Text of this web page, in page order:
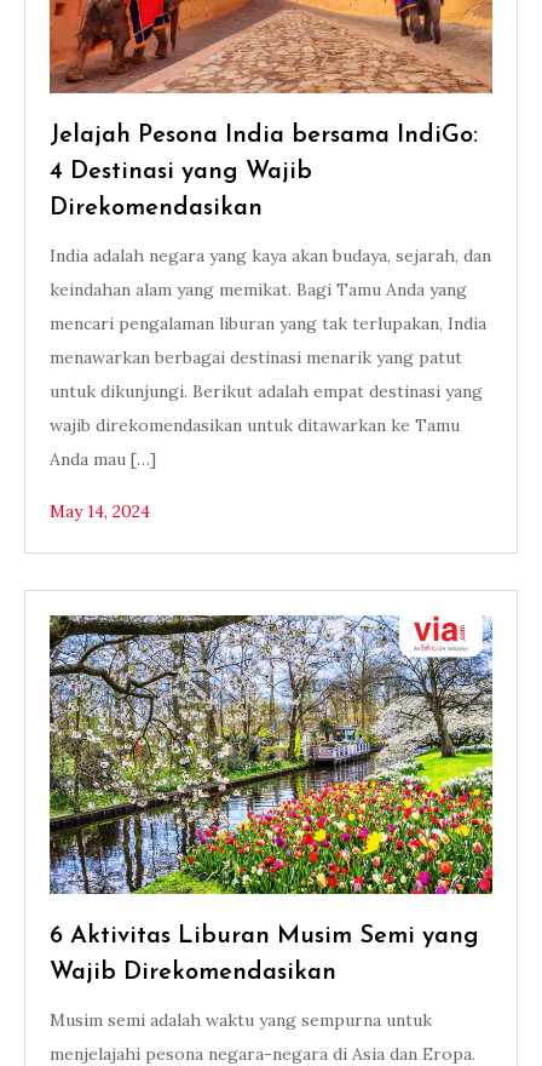
Jelajah Pesona India bersama IndiGo:
4 Destinasi yang Wajib
Direkomendasikan
India adalah negara yang kaya akan budaya, sejarah, dan
keindahan alam yang memikat. Bagi Tamu Anda yang
mencari pengalaman liburan yang tak terlupakan, India
menawarkan berbagai destinasi menarik yang patut
untuk dikunjungi. Berikut adalah empat destinasi yang
wajib direkomendasikan untuk ditawarkan ke Tamu
Anda mau […]
May 14, 2024
6 Aktivitas Liburan Musim Semi yang
Wajib Direkomendasikan
Musim semi adalah waktu yang sempurna untuk
menjelajahi pesona negara-negara di Asia dan Eropa.